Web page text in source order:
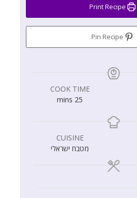
COOK TIME
25
mins
CUISINE
מטבח ישראלי